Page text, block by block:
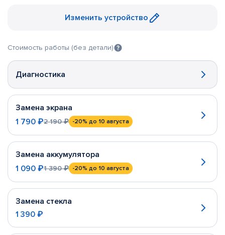
Изменить устройство
Стоимость работы (без детали)
Диагностика
Замена экрана
1 790 ₽2 190 ₽ -20% до 10 августа
Замена аккумулятора
1 090 ₽1 390 ₽ -20% до 10 августа
Замена стекла
1 390 ₽